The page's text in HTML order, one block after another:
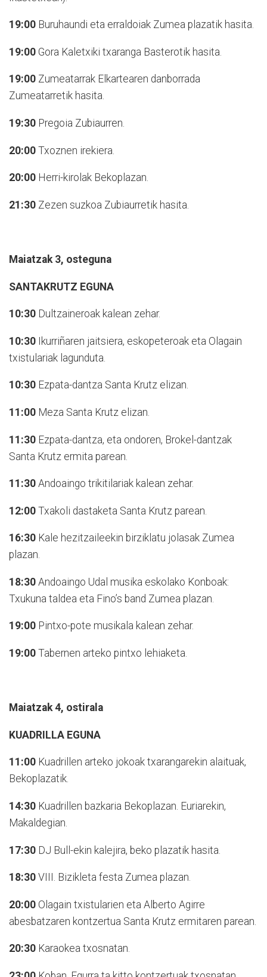
19:00 Buruhaundi eta erraldoiak Zumea plazatik hasita.
19:00 Gora Kaletxiki txaranga Basterotik hasita.
19:00 Zumeatarrak Elkartearen danborrada
Zumeatarretik hasita.
19:30 Pregoia Zubiaurren.
20:00 Txoznen irekiera.
20:00 Herri-kirolak Bekoplazan.
21:30 Zezen suzkoa Zubiaurretik hasita.
Maiatzak 3, osteguna
SANTAKRUTZ EGUNA
10:30 Dultzaineroak kalean zehar.
10:30 Ikurriñaren jaitsiera, eskopeteroak eta Olagain
txistulariak lagunduta.
10:30 Ezpata-dantza Santa Krutz elizan.
11:00 Meza Santa Krutz elizan.
11:30 Ezpata-dantza, eta ondoren, Brokel-dantzak
Santa Krutz ermita parean.
11:30 Andoaingo trikitilariak kalean zehar.
12:00 Txakoli dastaketa Santa Krutz parean.
16:30 Kale hezitzaileekin birziklatu jolasak Zumea
plazan.
18:30 Andoaingo Udal musika eskolako Konboak:
Txukuna taldea eta Fino’s band Zumea plazan.
19:00 Pintxo-pote musikala kalean zehar.
19:00 Tabernen arteko pintxo lehiaketa.
Maiatzak 4, ostirala
KUADRILLA EGUNA
11:00 Kuadrillen arteko jokoak txarangarekin alaituak,
Bekoplazatik.
14:30 Kuadrillen bazkaria Bekoplazan. Euriarekin,
Makaldegian.
17:30 DJ Bull-ekin kalejira, beko plazatik hasita.
18:30 VIII. Bizikleta festa Zumea plazan.
20:00 Olagain txistularien eta Alberto Agirre
abesbatzaren kontzertua Santa Krutz ermitaren parean.
20:30 Karaokea txosnatan.